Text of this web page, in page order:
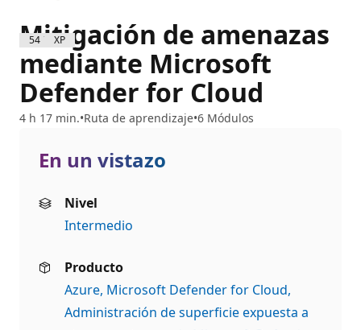
5400 XP
Mitigación de amenazas
mediante Microsoft
Defender for Cloud
4 h 17 min. Ruta de aprendizaje 6 Módulos
En un vistazo
Nivel
Intermedio
Producto
Azure Microsoft Defender for Cloud
Administración de superficie expuesta a